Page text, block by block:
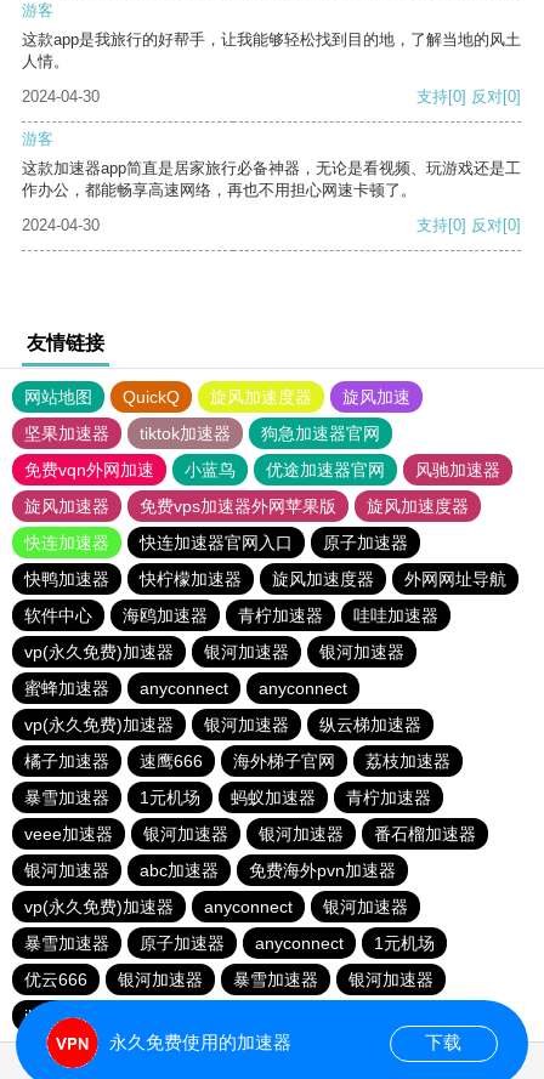
游客
这款app是我旅行的好帮手，让我能够轻松找到目的地，了解当地的风土
人情。
2024-04-30
支持[0] 反对[0]
游客
这款加速器app简直是居家旅行必备神器，无论是看视频、玩游戏还是工
作办公，都能畅享高速网络，再也不用担心网速卡顿了。
2024-04-30
支持[0] 反对[0]
友情链接
网站地图 QuickQ 旋风加速度器
旋风加速
坚果加速器
tiktok加速器
狗急加速器官网
免费vqn外网加速
小蓝鸟 优途加速器官网
风驰加速器
旋风加速器
免费vps加速器外网苹果版
旋风加速度器
快连加速器
快连加速器官网入口
原子加速器
快鸭加速器
快柠檬加速器 旋风加速度器
外网网址导航
软件中心
海鸥加速器 青柠加速器
哇哇加速器
vp(永久免费)加速器
银河加速器
银河加速器
蜜蜂加速器
anyconnect
anyconnect
vp(永久免费)加速器
银河加速器
纵云梯加速器
橘子加速器
速鹰666 海外梯子官网
荔枝加速器
暴雪加速器
1元机场 蚂蚁加速器
青柠加速器
veee加速器
银河加速器 银河加速器
番石榴加速器
银河加速器
abc加速器
免费海外pvn加速器
vp(永久免费)加速器
anyconnect
银河加速器
暴雪加速器
原子加速器 anyconnect
1元机场
优云666
银河加速器 暴雪加速器
银河加速器
ikuuu.me加速器官网
永久免费使用的加速器 下载